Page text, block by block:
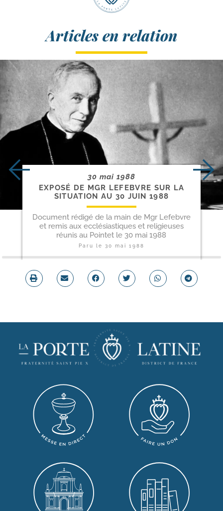
Articles en relation
30 mai 1988
EXPOSÉ DE MGR LEFEBVRE SUR LA
SITUATION AU 30 JUIN 1988
Document rédigé de la main de Mgr Lefebvre
et remis aux ecclésiastiques et religieuses
réunis au Pointet le 30 mai 1988
Paru le 30 mai 1988